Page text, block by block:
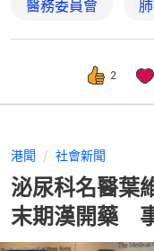
醫務委員會
2
港聞 社會新聞
泌尿科名醫葉
末期漢開藥